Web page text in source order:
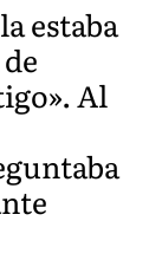
estaba
Al